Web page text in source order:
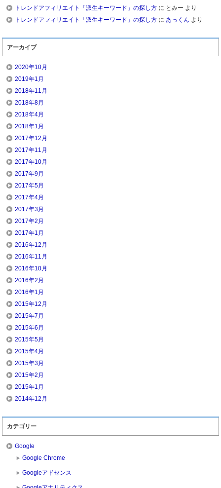
トレンドアフィリエイト「派生キーワード」の探し方 に とみー より
トレンドアフィリエイト「派生キーワード」の探し方 に あっくん より
アーカイブ
2020年10月
2019年1月
2018年11月
2018年8月
2018年4月
2018年1月
2017年12月
2017年11月
2017年10月
2017年9月
2017年5月
2017年4月
2017年3月
2017年2月
2017年1月
2016年12月
2016年11月
2016年10月
2016年2月
2016年1月
2015年12月
2015年7月
2015年6月
2015年5月
2015年4月
2015年3月
2015年2月
2015年1月
2014年12月
カテゴリー
Google
Google Chrome
Googleアドセンス